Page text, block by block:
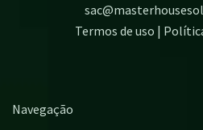
Termos de uso |
Navegação